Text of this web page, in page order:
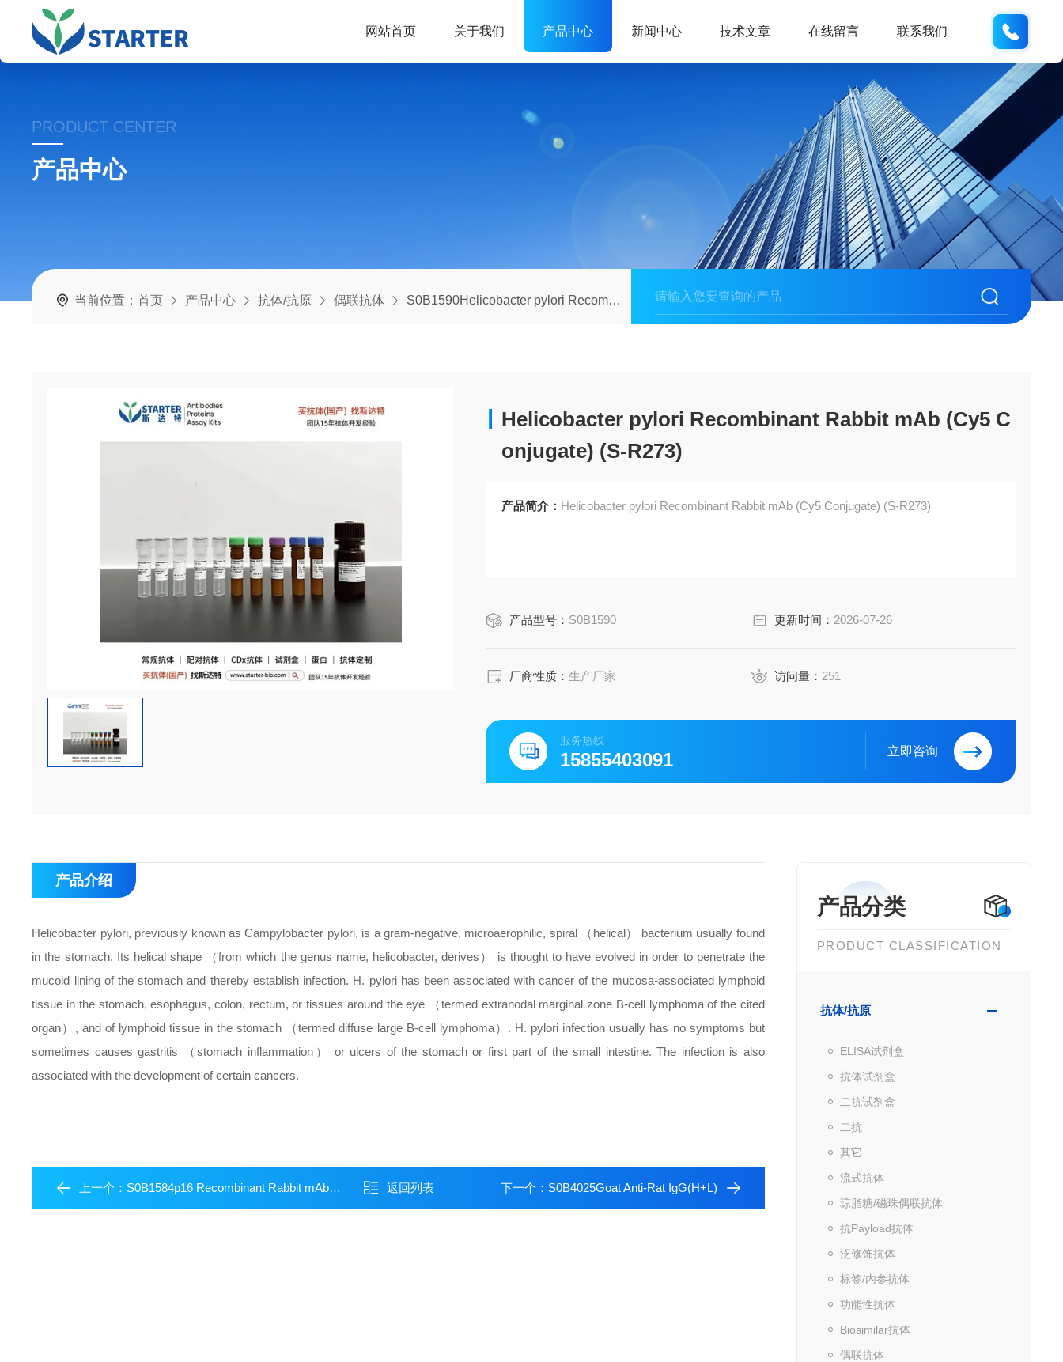
网站首页 关于我们 产品中心 新闻中心 技术文章 在线留言 联系我们
PRODUCT CENTER
产品中心
当前位置：首页 产品中心 抗体/抗原 偶联抗体 S0B1590Helicobacter pylori Recombinant Rabbit mAb (Cy5 Conjugate) (S-R273)
Helicobacter pylori Recombinant Rabbit mAb (Cy5 C
onjugate) (S-R273)
产品简介： Helicobacter pylori Recombinant Rabbit mAb (Cy5 Conjugate) (S-R273)
产品型号： S0B1590 更新时间： 2026-07-26
厂商性质：生产厂家 访问量： 251
服务热线
15855403091 立即咨询
产品分类
PRODUCT CLASSIFICATION
抗体/抗原
ELISA试剂盒
抗体试剂盒
二抗试剂盒
二抗
其它
流式抗体
琼脂糖/磁珠偶联抗体
抗Payload抗体
泛修饰抗体
标签/内参抗体
功能性抗体
Biosimilar抗体
偶联抗体
产品介绍
Helicobacter pylori, previously known as Campylobacter pylori, is a gram-negative, microaerophilic, spiral （helical） bacterium usually found
in the stomach. Its helical shape （from which the genus name, helicobacter, derives） is thought to have evolved in order to penetrate the
mucoid lining of the stomach and thereby establish infection. H. pylori has been associated with cancer of the mucosa-associated lymphoid
tissue in the stomach, esophagus, colon, rectum, or tissues around the eye （termed extranodal marginal zone B-cell lymphoma of the cited
organ）, and of lymphoid tissue in the stomach （termed diffuse large B-cell lymphoma）. H. pylori infection usually has no symptoms but
sometimes causes gastritis （stomach inflammation） or ulcers of the stomach or first part of the small intestine. The infection is also
associated with the development of certain cancers.
上一个： S0B1584p16 Recombinant Rabbit mAb (Alexa Fluor? 555 Conjugate) (SDT-303-206) 返回列表 下一个： S0B4025Goat Anti-Rat IgG(H+L)